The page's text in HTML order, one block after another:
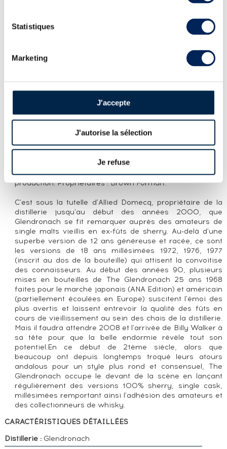
Statistiques
Marketing
J'accepte
J'autorise la sélection
Je refuse
SINGLE CASK N°705 - ONE OF 275 -
en fût de sherry Oloroso pendant 37 ans avant d'être
embouteillé en 2009 pour La Maison du Whisky. Édition
Ecosse, Highland de l'Est/Speyside. Distillerie en
production. Propriétaires : Brown Forman.
C'est sous la tutelle d'Allied Domecq, propriétaire de la
distillerie jusqu'au début des années 2000, que
Glendronach se fit remarquer auprès des amateurs de
single malts vieillis en ex-fûts de sherry. Au-delà d'une
superbe version de 12 ans généreuse et racée, ce sont
les versions de 18 ans millésimées 1972, 1976, 1977
(inscrit au dos de la bouteille) qui attisent la convoitise
des connaisseurs. Au début des années 90, plusieurs
mises en bouteilles de The Glendronach 25 ans 1968
faites pour le marché japonais (ANA Edition) et américain
(partiellement écoulées en Europe) suscitent l'émoi des
plus avertis et laissent entrevoir la qualité des fûts en
cours de vieillissement au sein des chais de la distillerie.
Mais il faudra attendre 2008 et l'arrivée de Billy Walker à
sa tête pour que la belle endormie révèle tout son
potentiel.En ce début de 21ème siècle, alors que
beaucoup ont depuis longtemps troqué leurs atours
andalous pour un style plus rond et consensuel, The
Glendronach occupe le devant de la scène en lançant
régulièrement des versions 100% sherry, single cask,
millésimées remportant ainsi l'adhésion des amateurs et
des collectionneurs de whisky.
CARACTÉRISTIQUES DÉTAILLÉES
Distillerie :Glendronach